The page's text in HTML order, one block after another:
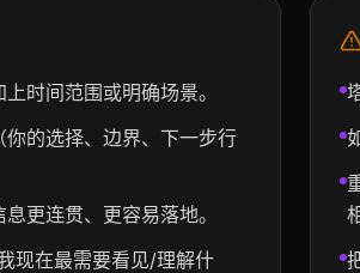
时间范围或明确场景。
的选择、边界、下一步行
更连贯、更容易落地。
现在最需要看见/理解什